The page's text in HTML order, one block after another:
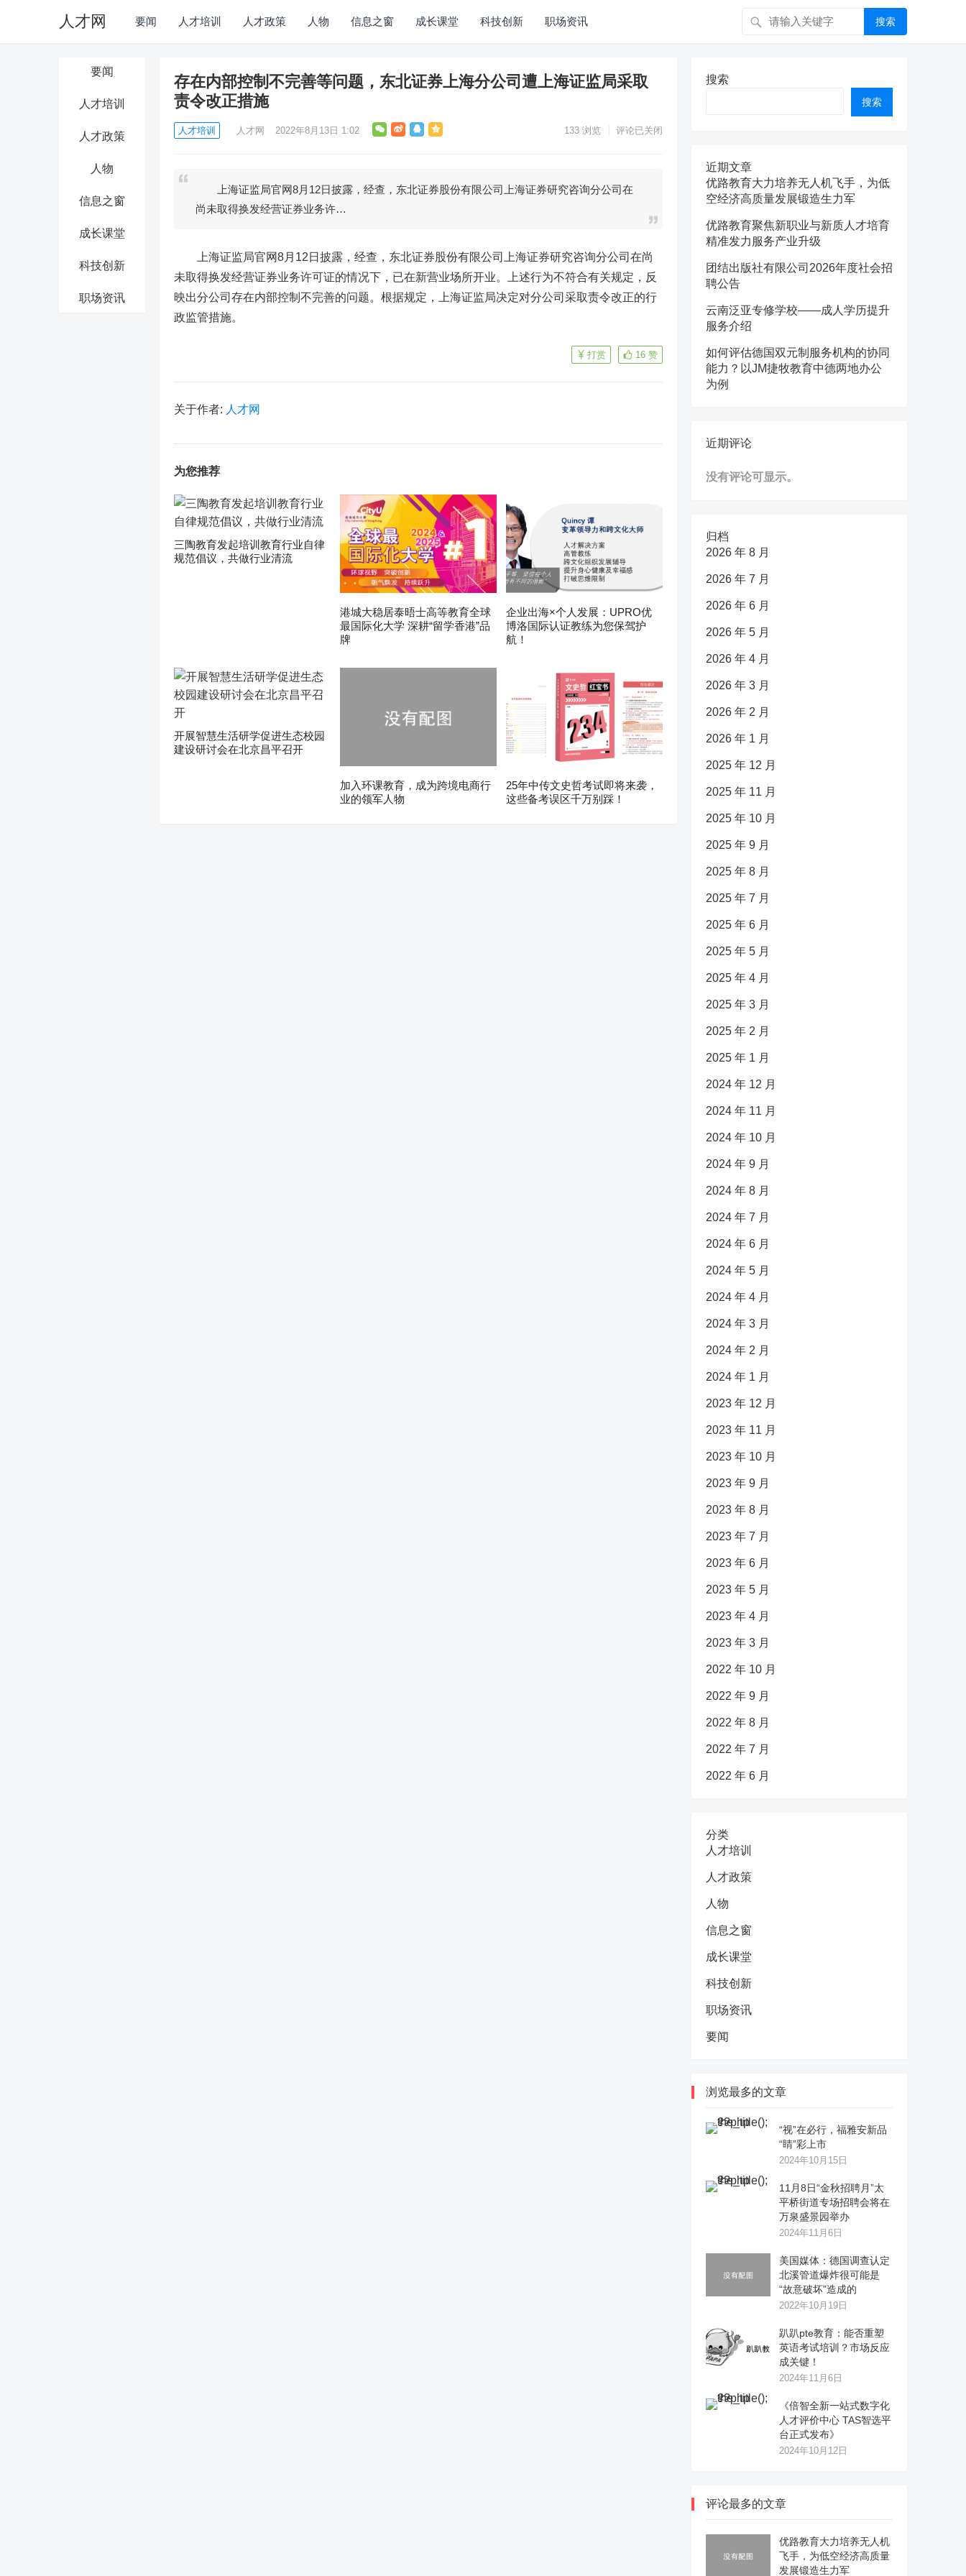
人才网 要闻 人才培训 人才政策 人物 信息之窗 成长课堂 科技创新 职场资讯 搜索
要闻
人才培训
人才政策
人物
信息之窗
成长课堂
科技创新
职场资讯
存在内部控制不完善等问题，东北证券上海分公司遭上海证监局采取
责令改正措施
人才培训 人才网 2022年8月13日 1:02 133 浏览 评论已关闭
上海证监局官网8月12日披露，经查，东北证券股份有限公司上海证券研究咨询分公司在
尚未取得换发经营证券业务许…
上海证监局官网8月12日披露，经查， 东北证券 股份有限公司上海证券研究咨询分公司在尚
未取得换发经营证券业务许可证的情况下，已在新营业场所开业。上述行为不符合有关规定，反
映出分公司存在内部控制不完善的问题。根据规定，上海证监局决定对分公司采取责令改正的行
政监管措施。
16 赞
打赏
关于作者: 人才网
为您推荐
三陶教育发起培训教育行业自律
规范倡议，共做行业清流
港城大稳居泰晤士高等教育全球
最国际化大学 深耕“留学香港”品
牌
企业出海×个人发展：UPRO优
博洛国际认证教练为您保驾护
航！
开展智慧生活研学促进生态校园
建设研讨会在北京昌平召开
加入环课教育，成为跨境电商行
业的领军人物
25年中传文史哲考试即将来袭，
这些备考误区千万别踩！
搜索
搜索
近期文章
优路教育大力培养无人机飞手，为低
空经济高质量发展锻造生力军
优路教育聚焦新职业与新质人才培育
精准发力服务产业升级
团结出版社有限公司2026年度社会招
聘公告
云南泛亚专修学校——成人学历提升
服务介绍
如何评估德国双元制服务机构的协同
能力？以JM捷牧教育中德两地办公
为例
近期评论
没有评论可显示。
归档
2026 年 8 月
2026 年 7 月
2026 年 6 月
2026 年 5 月
2026 年 4 月
2026 年 3 月
2026 年 2 月
2026 年 1 月
2025 年 12 月
2025 年 11 月
2025 年 10 月
2025 年 9 月
2025 年 8 月
2025 年 7 月
2025 年 6 月
2025 年 5 月
2025 年 4 月
2025 年 3 月
2025 年 2 月
2025 年 1 月
2024 年 12 月
2024 年 11 月
2024 年 10 月
2024 年 9 月
2024 年 8 月
2024 年 7 月
2024 年 6 月
2024 年 5 月
2024 年 4 月
2024 年 3 月
2024 年 2 月
2024 年 1 月
2023 年 12 月
2023 年 11 月
2023 年 10 月
2023 年 9 月
2023 年 8 月
2023 年 7 月
2023 年 6 月
2023 年 5 月
2023 年 4 月
2023 年 3 月
2022 年 10 月
2022 年 9 月
2022 年 8 月
2022 年 7 月
2022 年 6 月
分类
人才培训
人才政策
人物
信息之窗
成长课堂
科技创新
职场资讯
要闻
浏览最多的文章
“视”在必行，福雅安新品
“睛”彩上市
2024年10月15日
11月8日“金秋招聘月”太
平桥街道专场招聘会将在
万泉盛景园举办
2024年11月6日
美国媒体：德国调查认定
北溪管道爆炸很可能是
“故意破坏”造成的
2022年10月19日
趴趴pte教育：能否重塑
英语考试培训？市场反应
成关键！
2024年11月6日
《倍智全新一站式数字化
人才评价中心 TAS智选平
台正式发布》
2024年10月12日
评论最多的文章
优路教育大力培养无人机
飞手，为低空经济高质量
发展锻造生力军